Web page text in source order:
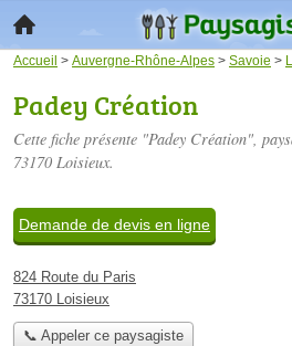
Accueil > Auvergne-Rhône-Alpes > Savoie >
Padey Création
Cette fiche présente "Padey Création",
73170 Loisieux.
Demande de devis en ligne
824 Route du Paris
73170 Loisieux
📞 Appeler ce paysagiste